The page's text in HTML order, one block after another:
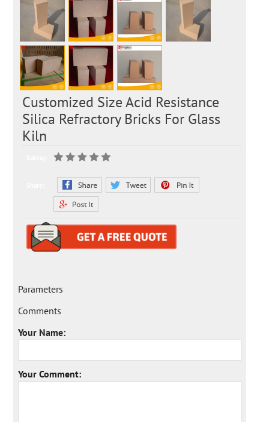
Customized Size Acid Resistance
Silica Refractory Bricks For Glass
Kiln
Parameters
Comments
Your Name:
Your Comment: